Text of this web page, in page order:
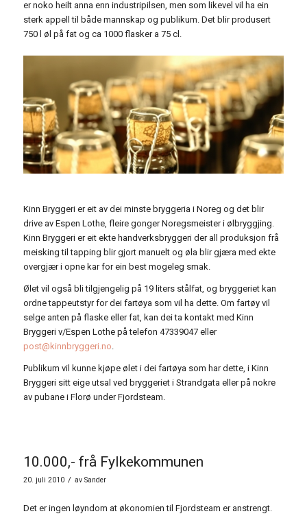
er noko heilt anna enn industripilsen, men som likevel vil ha ein
sterk appell til både mannskap og publikum. Det blir produsert
750 l øl på fat og ca 1000 flasker a 75 cl.
Kinn Bryggeri er eit av dei minste bryggeria i Noreg og det blir
drive av Espen Lothe, fleire gonger Noregsmeister i ølbryggjing.
Kinn Bryggeri er eit ekte handverksbryggeri der all produksjon frå
meisking til tapping blir gjort manuelt og øla blir gjæra med ekte
overgjær i opne kar for ein best mogeleg smak.
Ølet vil også bli tilgjengelig på 19 liters stålfat, og bryggeriet kan
ordne tappeutstyr for dei fartøya som vil ha dette. Om fartøy vil
selge anten på flaske eller fat, kan dei ta kontakt med Kinn
Bryggeri v/Espen Lothe på telefon 47339047 eller
post@kinnbryggeri.no.
Publikum vil kunne kjøpe ølet i dei fartøya som har dette, i Kinn
Bryggeri sitt eige utsal ved bryggeriet i Strandgata eller på nokre
av pubane i Florø under Fjordsteam.
10.000,- frå Fylkekommunen
20. juli 2010 / av Sander
Det er ingen løyndom at økonomien til Fjordsteam er anstrengt.